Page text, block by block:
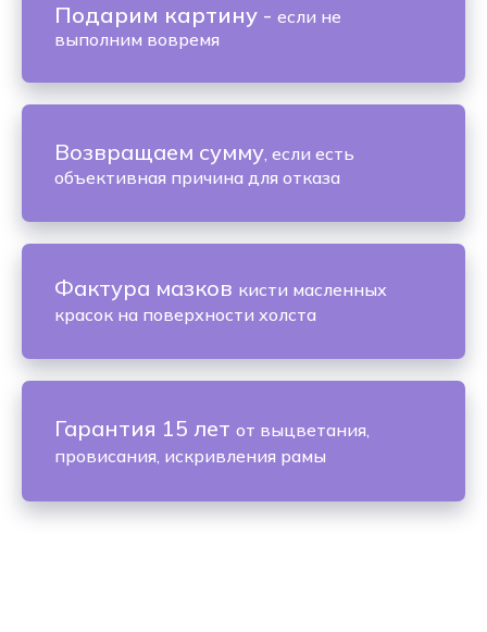
Подарим картину - если не
выполним вовремя
Возвращаем сумму, если есть
объективная причина для отказа
Фактура мазков кисти масленных
красок на поверхности холста
Гарантия 15 лет от выцветания,
провисания, искривления рамы